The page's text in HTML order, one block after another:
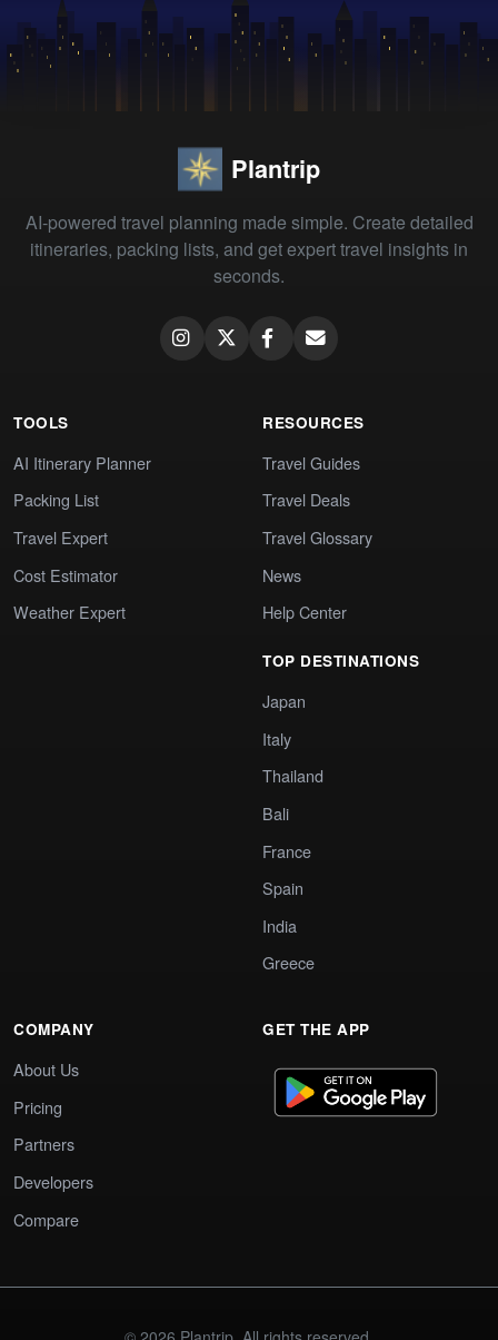
Plantrip
AI-powered travel planning made simple. Create detailed
itineraries, packing lists, and get expert travel insights in
seconds.
TOOLS
AI Itinerary Planner
Packing List
Travel Expert
Cost Estimator
Weather Expert
RESOURCES
Travel Guides
Travel Deals
Travel Glossary
News
Help Center
TOP DESTINATIONS
Japan
Italy
Thailand
Bali
France
Spain
India
Greece
COMPANY
About Us
Pricing
Partners
Developers
Compare
GET THE APP